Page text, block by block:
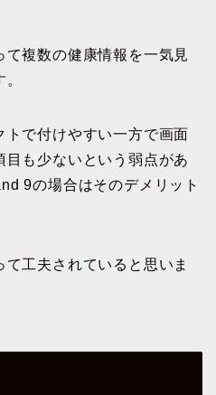
複数の健康情報を一気見
で付けやすい一方で画面
も少ないという弱点があ
9の場合はそのデメリット
工夫されていると思いま